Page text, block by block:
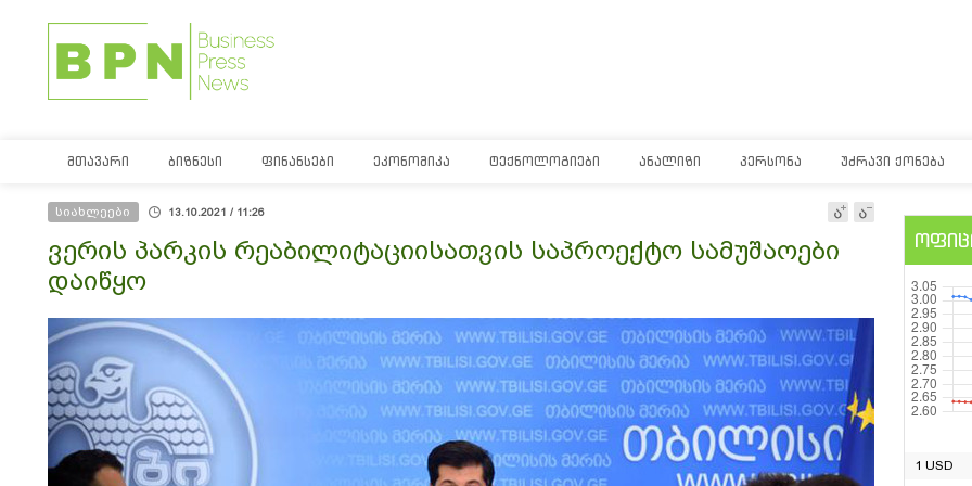
ᲛᲗᲐᲕᲐᲠᲘ ᲑᲘᲖᲜᲔᲡᲘ ᲤᲘᲜᲐᲜᲡᲔᲑᲘ ᲔᲙᲝᲜᲝᲛᲘᲙᲐ ᲢᲔᲥᲜᲝᲚᲝᲒᲘᲔᲑᲘ ᲐᲜᲐᲚᲘᲖᲘ ᲞᲔᲠᲡᲝᲜᲐ ᲣᲫᲠᲐᲕᲘ ᲥᲝᲜᲔᲑᲐ
სიახლეები 13.10.2021 / 11:26
ვერის პარკის რეაბილიტაციისათვის საპროექტო სამუშაოები
დაიწყო
1 USD